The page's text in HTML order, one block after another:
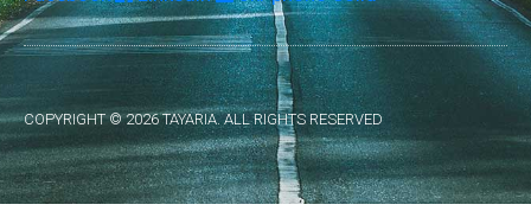
COPYRIGHT © 2026 TAYARIA. ALL RIGHTS RESERVED